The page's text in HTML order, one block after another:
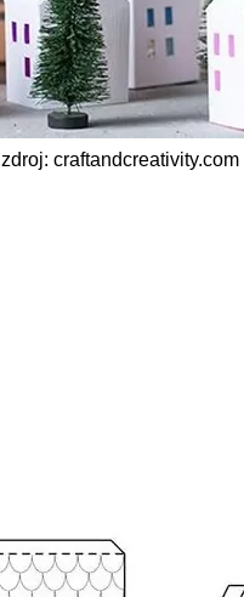
zdroj: craftandcreativity.com